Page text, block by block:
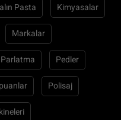
Pasta Kimyasalar
Markalar
Parlatma Pedler
Polisaj